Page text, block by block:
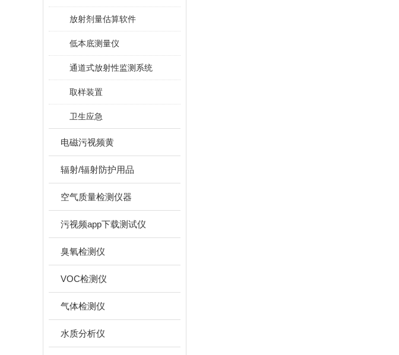
放射剂量估算软件
低本底测量仪
通道式放射性监测系统
取样装置
卫生应急
电磁污视频黄
辐射/辐射防护用品
空气质量检测仪器
污视频app下载测试仪
臭氧检测仪
VOC检测仪
气体检测仪
水质分析仪